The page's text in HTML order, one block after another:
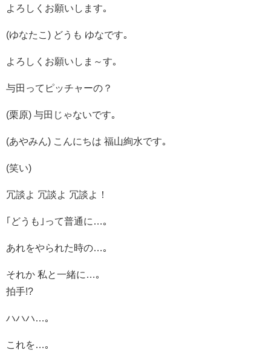
よろしくお願いします｡
(ゆなたこ) どうも ゆなです｡
よろしくお願いしま～す｡
与田ってピッチャーの？
(栗原) 与田じゃないです｡
(あやみん) こんにちは 福山絢水です｡
(笑い)
冗談よ 冗談よ 冗談よ！
｢どうも｣って普通に…｡
あれをやられた時の…｡
それか 私と一緒に…｡
拍手!?
ハハハ…｡
これを…｡